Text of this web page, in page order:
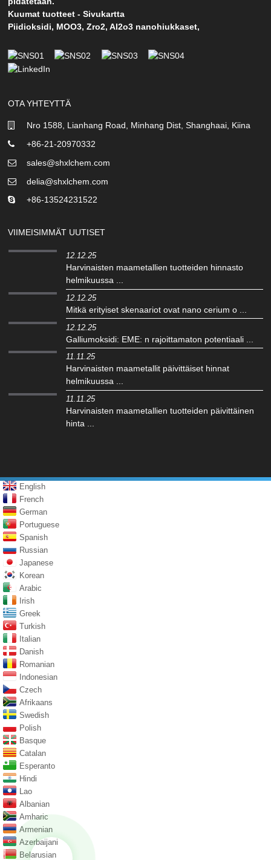
Kuumat tuotteet -Sivukartta
Piidioksidi, MOO3,Zro2,Al2o3 nanohiukkaset,
OTA YHTEYTTÄ
Nro 1588, Lianhang Road, Minhang Dist, Shanghaai, Kiina
+86-21-20970332
sales@shxlchem.com
delia@shxlchem.com
+86-13524231522
VIIMEISIMMÄT UUTISET
12.12.25
Harvinaisten maametallien tuotteiden hinnasto
helmikuussa ...
12.12.25
Mitkä erityiset skenaariot ovat nano cerium o ...
12.12.25
Galliumoksidi: EME: n rajoittamaton potentiaali ...
11.11.25
Harvinaisten maametallit päivittäiset hinnat
helmikuussa ...
11.11.25
Harvinaisten maametallien tuotteiden päivittäinen
hinta ...
English
French
German
Portuguese
Spanish
Russian
Japanese
Korean
Arabic
Irish
Greek
Turkish
Italian
Danish
Romanian
Indonesian
Czech
Afrikaans
Swedish
Polish
Basque
Catalan
Esperanto
Hindi
Lao
Albanian
Amharic
Armenian
Azerbaijani
Belarusian